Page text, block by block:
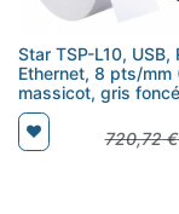
Star TSP-L10, USB,
Ethernet, 8 pts/mm
massicot, gris foncé
720,72€